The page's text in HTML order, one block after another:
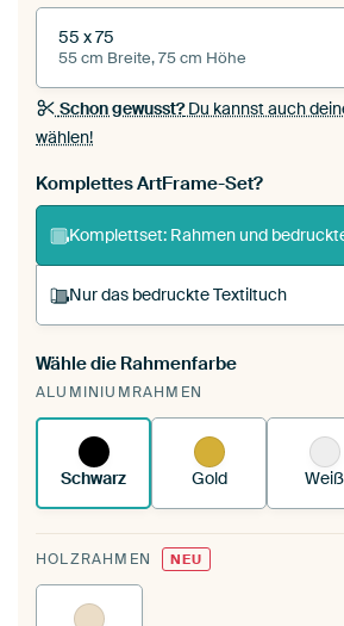
55 x 75
55 cm Breite, 75 cm Höhe
Schon gewusst?Du kannst auch
wählen!
Komplettes ArtFrame-Set?
Komplettset: Rahmen und
Nur das bedruckte Textiltuch
Du spannst einen
deinen vorhandenen
funktioniert es.
Wähle die Rahmenfarbe
ALUMINIUMRAHMEN
Schwarz Gold Weiß
HOLZRAHMEN NEU